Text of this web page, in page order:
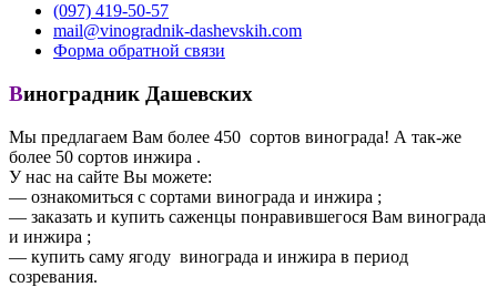
(097) 419-50-57
mail@vinogradnik-dashevskih.com
Форма обратной связи
Виноградник Дашевских
Мы предлагаем Вам более 450 сортов винограда! А так-же
более 50 сортов инжира .
У нас на сайте Вы можете:
— ознакомиться с сортами винограда и инжира ;
— заказать и купить саженцы понравившегося Вам винограда
и инжира ;
— купить саму ягоду винограда и инжира в период
созревания.